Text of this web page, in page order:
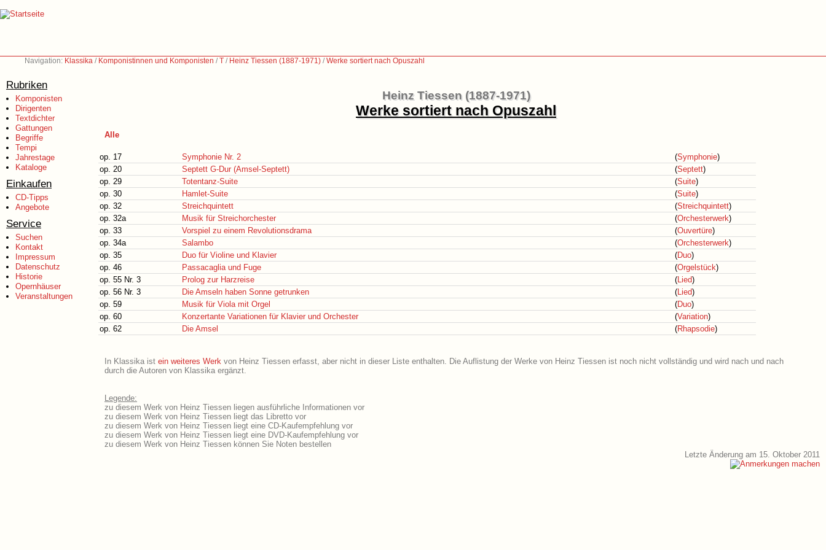
Navigation: Klassika / Komponistinnen und Komponisten /T / Heinz Tiessen (1887-1971) /Werke sortiert nach Opuszahl
Rubriken
Komponisten
Dirigenten
Textdichter
Gattungen
Begriffe
Tempi
Jahrestage
Kataloge
Einkaufen
CD-Tipps
Angebote
Service
Suchen
Kontakt
Impressum
Datenschutz
Historie
Opernhäuser
Veranstaltungen
Heinz Tiessen (1887-1971)
Werke sortiert nach Opuszahl
Alle
op. 17 Symphonie Nr. 2 (Symphonie)
op. 20
Septett G-Dur (Amsel-Septett) (Septett)
op. 29
Totentanz-Suite (Suite)
op. 30
Hamlet-Suite (Suite)
op. 32
Streichquintett (Streichquintett)
op. 32a
Musik für Streichorchester (Orchesterwerk)
op. 33
Vorspiel zu einem Revolutionsdrama (Ouvertüre)
op. 34a
Salambo (Orchesterwerk)
op. 35
Duo für Violine und Klavier (Duo)
op. 46
Passacaglia und Fuge (Orgelstück)
op. 55 Nr. 3
Prolog zur Harzreise (Lied)
op. 56 Nr. 3
Die Amseln haben Sonne getrunken (Lied)
op. 59
Musik für Viola mit Orgel (Duo)
op. 60
Konzertante Variationen für Klavier und Orchester (Variation)
op. 62
Die Amsel (Rhapsodie)
In Klassika ist ein weiteres Werk von Heinz Tiessen erfasst, aber nicht in dieser Liste enthalten. Die Auflistung der Werke von Heinz Tiessen ist noch nicht vollständig und wird nach und nach
durch die Autoren von Klassika ergänzt.
Legende:
zu diesem Werk von Heinz Tiessen liegen ausführliche Informationen vor
zu diesem Werk von Heinz Tiessen liegt das Libretto vor
zu diesem Werk von Heinz Tiessen liegt eine CD-Kaufempfehlung vor
zu diesem Werk von Heinz Tiessen liegt eine DVD-Kaufempfehlung vor
zu diesem Werk von Heinz Tiessen können Sie Noten bestellen
Letzte Änderung am 15. Oktober 2011